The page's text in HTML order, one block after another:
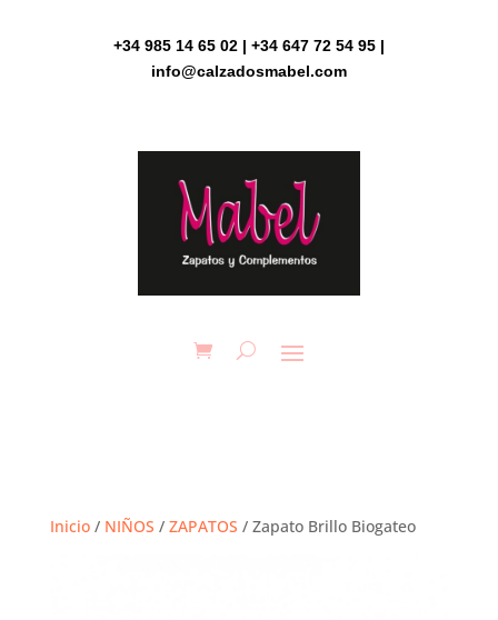
+34 985 14 65 02 | +34 647 72 54 95 |
info@calzadosmabel.com
Inicio/ NIÑOS / ZAPATOS / Zapato Brillo Biogateo